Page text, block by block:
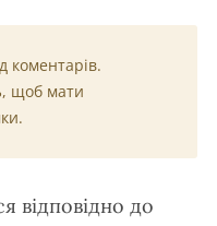
коментарів.
, щоб мати
відповідно до